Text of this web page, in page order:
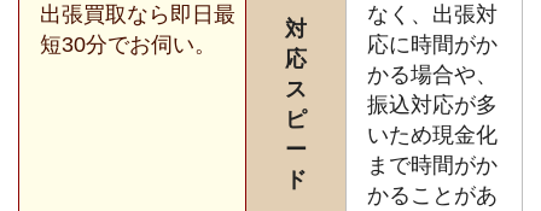
出張買取なら即日最
短30分でお伺い。
対
応
ス
ピ
ー
ド
なく、出張対
応に時間がか
かる場合や、
振込対応が多
いため現金化
まで時間がか
かることがあ